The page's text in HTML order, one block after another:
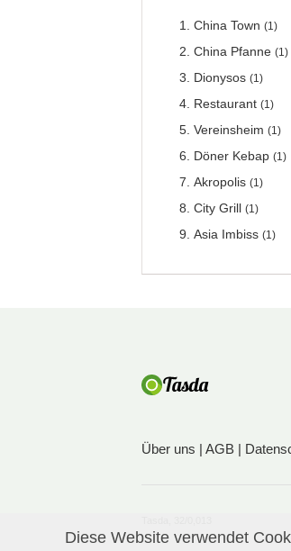
China Town (1)
China Pfanne (1)
Dionysos (1)
Restaurant (1)
Vereinsheim (1)
Döner Kebap (1)
Akropolis (1)
City Grill (1)
Asia Imbiss (1)
Über uns | AGB |
Diese Website verwendet